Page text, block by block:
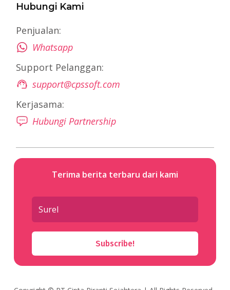
Hubungi Kami
Penjualan:
Whatsapp
Support Pelanggan:
support@cpssoft.com
Kerjasama:
Hubungi Partnership
Terima berita terbaru dari kami
Subscribe!